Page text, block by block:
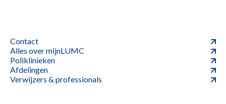
Contact
Alles over mijnLUMC
Poliklinieken
Afdelingen
Verwijzers & professionals